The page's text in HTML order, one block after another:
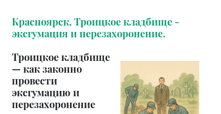
Красноярск, Троицкое кладбище -
эксгумация и перезахоронение.
Троицкое кладбище
— как законно
провести
эксгумацию и
перезахоронение